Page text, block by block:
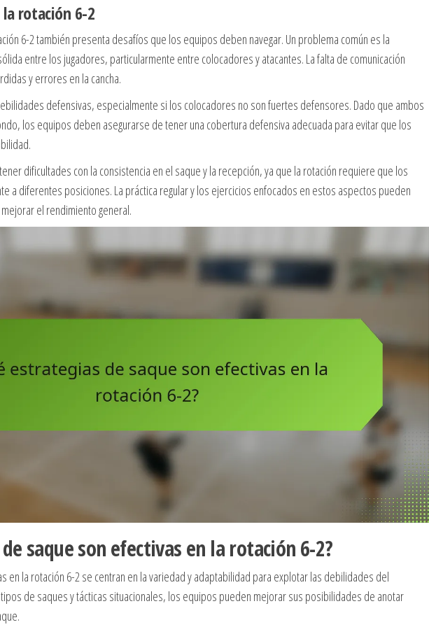
rotación 6-2
6-2 también presenta desafíos que los equipos deben navegar. Un problema común es la
entre los jugadores, particularmente entre colocadores y atacantes. La falta de comunicación
y errores en la cancha.
defensivas, especialmente si los colocadores no son fuertes defensores. Dado que ambos
los equipos deben asegurarse de tener una cobertura defensiva adecuada para evitar que los
dificultades con la consistencia en el saque y la recepción, ya que la rotación requiere que los
a diferentes posiciones. La práctica regular y los ejercicios enfocados en estos aspectos pueden
el rendimiento general.
saque son efectivas en la rotación 6-2?
en la rotación 6-2 se centran en la variedad y adaptabilidad para explotar las debilidades del
de saques y tácticas situacionales, los equipos pueden mejorar sus posibilidades de anotar